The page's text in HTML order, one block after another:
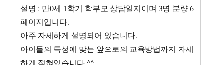
설명 : 만0세 1학기 학부모 상담일지이며 3명 분량 6
페이지입니다.
아주 자세하게 설명되어 있습니다.
아이들의 특성에 맞는 앞으로의 교육방법까지 자세
하게 적혀있습니다.^^